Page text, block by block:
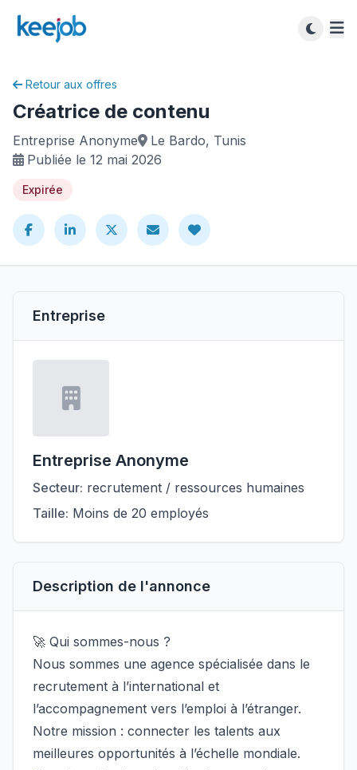
Retour aux offres
Créatrice de contenu
Entreprise Anonyme
Le Bardo, Tunis
Publiée le 12 mai 2026
Expirée
Entreprise
Entreprise Anonyme
Secteur: recrutement / ressources humaines
Taille: Moins de 20 employés
Description de l'annonce
🚀 Qui sommes-nous ?
Nous sommes une agence spécialisée dans le
recrutement à l’international et
l’accompagnement vers l’emploi à l’étranger.
Notre mission : connecter les talents aux
meilleures opportunités à l’échelle mondiale.